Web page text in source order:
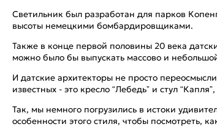
Светильник был разработан для парков
высоты немецкими бомбардировщиками.
Также в конце первой половины 20 века
можно было бы выпускать массово и
И датские архитекторы не просто
известных - это кресло “Лебедь” и стул
Так, мы немного погрузились в истоки
особенности этого стиля, чтобы посмотреть,